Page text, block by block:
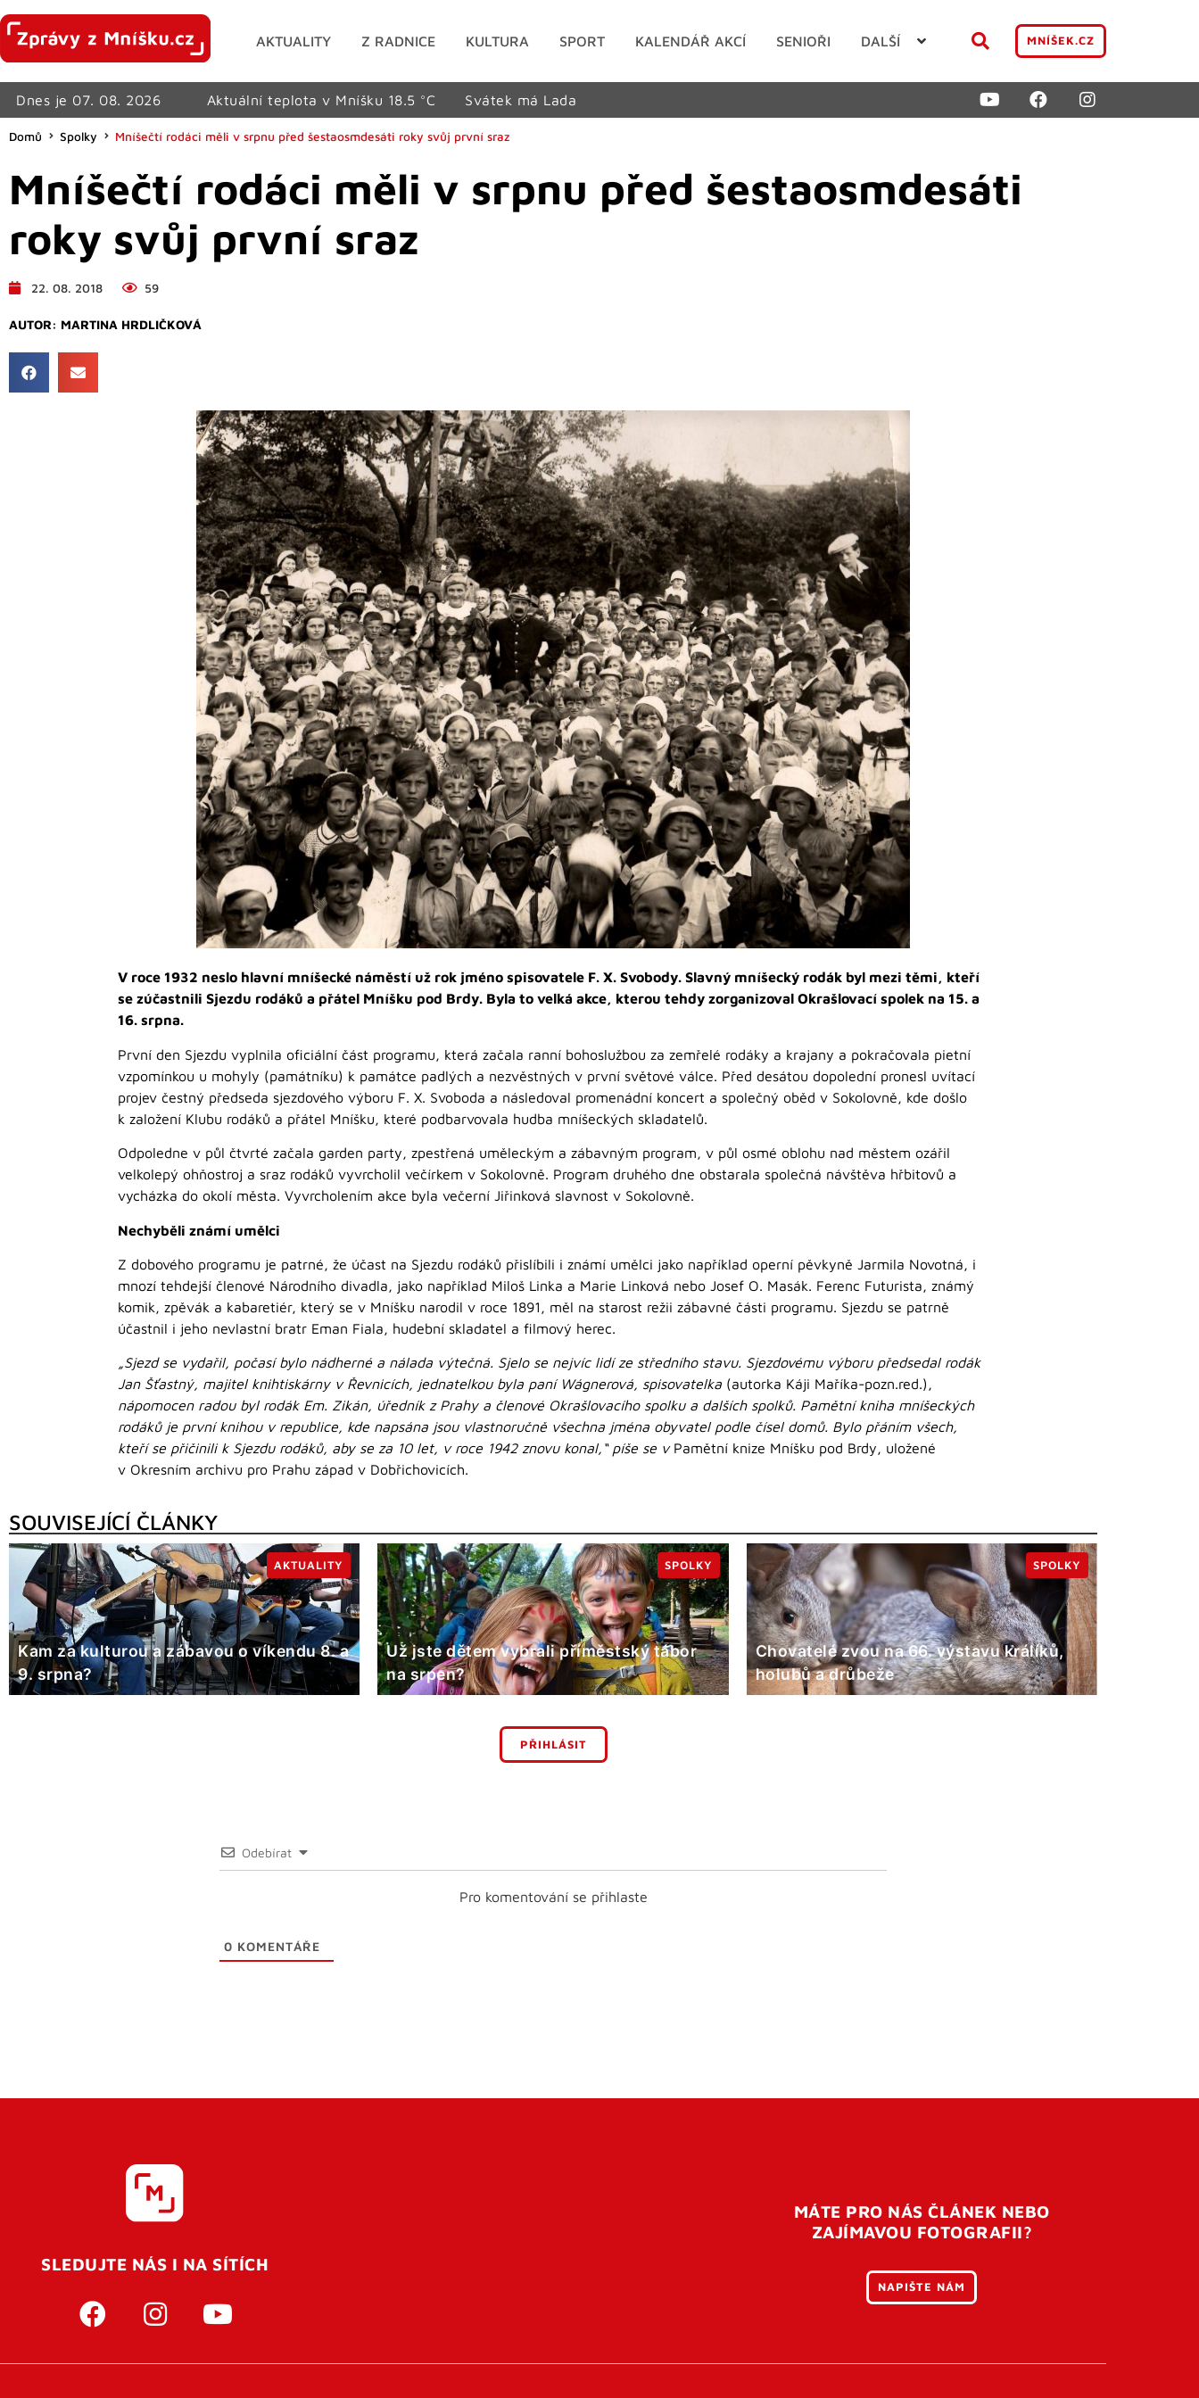
AKTUALITY Z RADNICE KULTURA SPORT KALENDÁŘ AKCÍ SENIOŘI DALŠÍ MNÍŠEK.CZ
Dnes je 07. 08. 2026 Aktuální teplota v Mníšku 18.5 °C Svátek má Lada
Domů Spolky Mníšečtí rodáci měli v srpnu před šestaosmdesáti roky svůj první sraz
Mníšečtí rodáci měli v srpnu před šestaosmdesáti
roky svůj první sraz
22. 08. 2018 59
AUTOR: MARTINA HRDLIČKOVÁ
V roce 1932 neslo hlavní mníšecké náměstí už rok jméno spisovatele F. X. Svobody. Slavný mníšecký rodák byl mezi těmi, kteří
se zúčastnili Sjezdu rodáků a přátel Mníšku pod Brdy. Byla to velká akce, kterou tehdy zorganizoval Okrašlovací spolek na 15. a
16. srpna.
První den Sjezdu vyplnila oficiální část programu, která začala ranní bohoslužbou za zemřelé rodáky a krajany a pokračovala pietní
vzpomínkou u mohyly (památníku) k památce padlých a nezvěstných v první světové válce. Před desátou dopolední pronesl uvítací
projev čestný předseda sjezdového výboru F. X. Svoboda a následoval promenádní koncert a společný oběd v Sokolovně, kde došlo
k založení Klubu rodáků a přátel Mníšku, které podbarvovala hudba mníšeckých skladatelů.
Odpoledne v půl čtvrté začala garden party, zpestřená uměleckým a zábavným program, v půl osmé oblohu nad městem ozářil
velkolepý ohňostroj a sraz rodáků vyvrcholil večírkem v Sokolovně. Program druhého dne obstarala společná návštěva hřbitovů a
vycházka do okolí města. Vyvrcholením akce byla večerní Jiřinková slavnost v Sokolovně.
Nechyběli známí umělci
Z dobového programu je patrné, že účast na Sjezdu rodáků přislíbili i známí umělci jako například operní pěvkyně Jarmila Novotná, i
mnozí tehdejší členové Národního divadla, jako například Miloš Linka a Marie Linková nebo Josef O. Masák. Ferenc Futurista, známý
komik, zpěvák a kabaretiér, který se v Mníšku narodil v roce 1891, měl na starost režii zábavné části programu. Sjezdu se patrně
účastnil i jeho nevlastní bratr Eman Fiala, hudební skladatel a filmový herec.
„Sjezd se vydařil, počasí bylo nádherné a nálada výtečná. Sjelo se nejvíc lidí ze středního stavu. Sjezdovému výboru předsedal rodák
Jan Šťastný, majitel knihtiskárny v Řevnicích, jednatelkou byla paní Wágnerová, spisovatelka (autorka Káji Maříka-pozn.red.),
nápomocen radou byl rodák Em. Zikán, úředník z Prahy a členové Okrašlovacího spolku a dalších spolků. Pamětní kniha mníšeckých
rodáků je první knihou v republice, kde napsána jsou vlastnoručně všechna jména obyvatel podle čísel domů. Bylo přáním všech,
kteří se přičinili k Sjezdu rodáků, aby se za 10 let, v roce 1942 znovu konal,“ píše se v Pamětní knize Mníšku pod Brdy, uložené
v Okresním archivu pro Prahu západ v Dobřichovicích.
SOUVISEJÍCÍ ČLÁNKY
Kam za kulturou a zábavou o víkendu 8. a
9. srpna?
AKTUALITY
Už jste dětem vybrali příměstský tábor
na srpen?
SPOLKY
Chovatelé zvou na 66. výstavu králíků,
holubů a drůbeže
SPOLKY
PŘIHLÁSIT
Odebírat
Pro komentování se přihlaste
0 KOMENTÁŘE
SLEDUJTE NÁS I NA SÍTÍCH
MÁTE PRO NÁS ČLÁNEK NEBO
ZAJÍMAVOU FOTOGRAFII?
NAPIŠTE NÁM